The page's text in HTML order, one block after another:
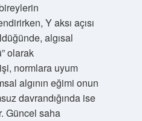
Y aksı açısı
algısal
olarak
normlara uyum
algının eğimi onun
davrandığında ise
Güncel saha